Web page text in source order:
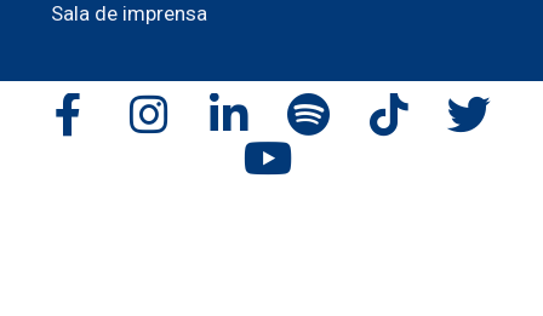
Sala de imprensa